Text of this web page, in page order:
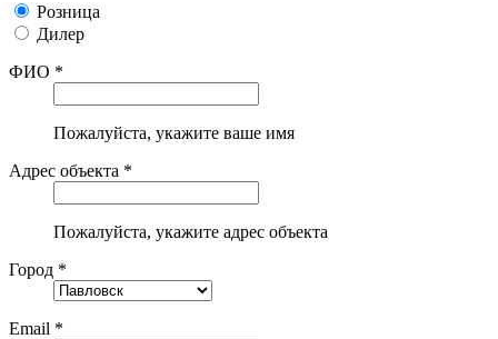
Розница
Дилер
ФИО *
Пожалуйста, укажите ваше имя
Адрес объекта *
Пожалуйста, укажите адрес объекта
Город *
Email *